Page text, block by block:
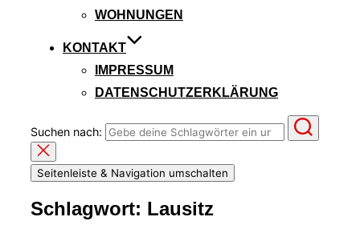
WOHNUNGEN
KONTAKT
IMPRESSUM
DATENSCHUTZERKLÄRUNG
Suchen nach:
Seitenleiste & Navigation umschalten
Schlagwort: Lausitz